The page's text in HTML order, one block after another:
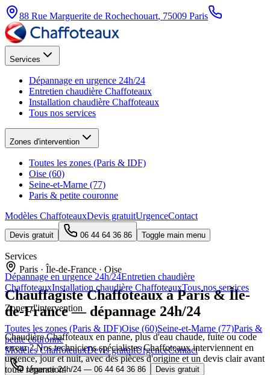
88 Rue Marguerite de Rochechouart, 75009 Paris
Services
Dépannage en urgence 24h/24
Entretien chaudière Chaffoteaux
Installation chaudière Chaffoteaux
Tous nos services
Zones d'intervention
Toutes les zones (Paris & IDF)
Oise (60)
Seine-et-Marne (77)
Paris & petite couronne
Modèles ChaffoteauxDevis gratuitUrgenceContact
Devis gratuit 06 44 64 36 86 Toggle main menu
Services
Dépannage en urgence 24h/24Entretien chaudière
ChaffoteauxInstallation chaudière ChaffoteauxTous nos services
Zones d'intervention
Toutes les zones (Paris & IDF)Oise (60)Seine-et-Marne (77)Paris &
petite couronne
Modèles ChaffoteauxDevis gratuitUrgenceContact
Urgence 24h/24 — 06 44 64 36 86 Devis gratuit
Paris · Île-de-France · Oise
ChauffagisteChaffoteauxà Paris & Île-
de-France — dépannage 24h/24
Chaudière Chaffoteaux en panne, plus d'eau chaude, fuite ou code
erreur ? Nos techniciens spécialistes Chaffoteaux interviennent en
urgence, jour et nuit, avec des pièces d'origine et un devis clair avant
toute réparation.